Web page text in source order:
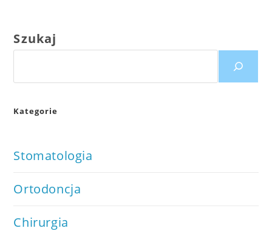
Szukaj
Kategorie
Stomatologia
Ortodoncja
Chirurgia